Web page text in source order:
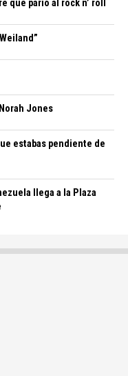
que parió al rock n’ roll
Jones
estabas pendiente de
llega a la Plaza